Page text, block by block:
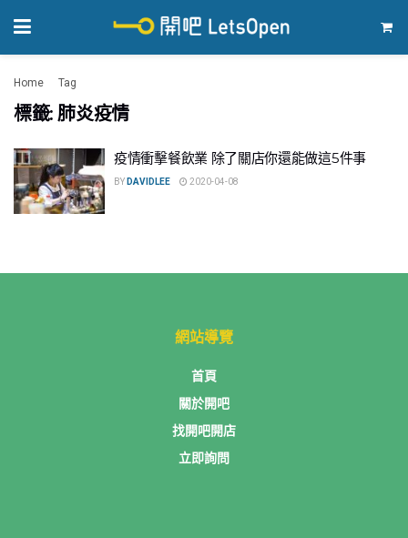
Home Tag
標籤: 肺炎疫情
疫情衝擊餐飲業 除了關店你還能做這5件事
BY DAVIDLEE 2020-04-08
網站導覽
首頁
關於開吧
找開吧開店
立即詢問